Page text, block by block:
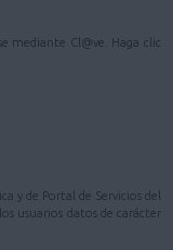
mediante Cl@ve. Haga clic
y de Portal de Servicios del
usuarios datos de carácter